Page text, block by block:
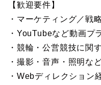
【歓迎要件】
・マーケティング／戦
・YouTubeなど動画プ
・競輪・公営競技に関
・撮影・音声・照明な
・Webディレクション